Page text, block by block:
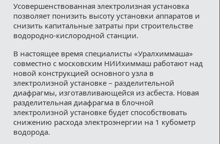
Усовершенствованная электролизная установка
позволяет понизить высоту установки аппаратов и
снизить капитальные затраты при строительстве
водородно-кислородной станции.
В настоящее время специалисты «Уралхиммаша»
совместно с московским НИИхиммаш работают над
новой конструкцией основного узла в
электролизной установке – разделительной
диафрагмы, изготавливающейся из асбеста. Новая
разделительная диафрагма в блочной
электролизной установке будет способствовать
снижению расхода электроэнергии на 1 кубометр
водорода.